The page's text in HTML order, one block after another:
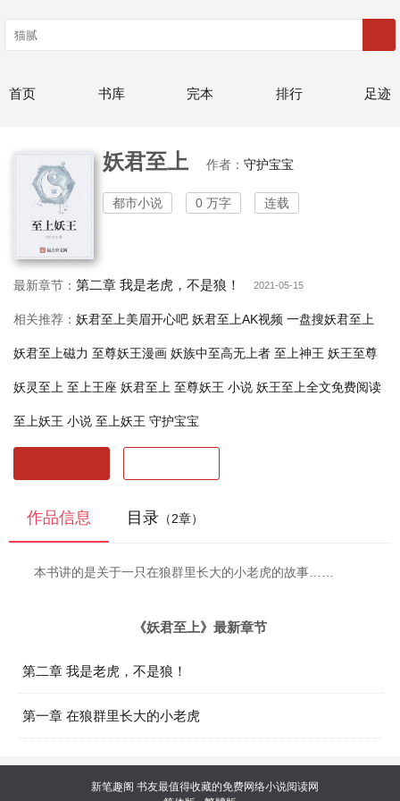
首页 书库 完本 排行 足迹
妖君至上 作者： 守护宝宝
都市小说 0 万字 连载
最新章节： 第二章 我是老虎，不是狼！ 2021-05-15
相关推荐： 妖君至上美眉开心吧 妖君至上AK视频 一盘搜妖君至上
妖君至上磁力 至尊妖王漫画 妖族中至高无上者 至上神王 妖王至尊
妖灵至上 至上王座 妖君至上 至尊妖王 小说 妖王至上全文免费阅读
至上妖王 小说 至上妖王 守护宝宝
作品信息 目录 （2章）
本书讲的是关于一只在狼群里长大的小老虎的故事……
《妖君至上》最新章节
第二章 我是老虎，不是狼！
第一章 在狼群里长大的小老虎
新笔趣阁 书友最值得收藏的免费网络小说阅读网